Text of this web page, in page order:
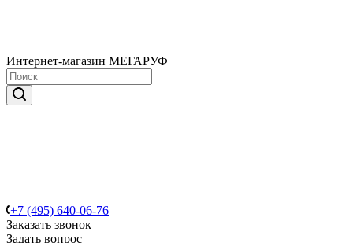
Интернет-магазин МЕГАРУФ
+7 (495) 640-06-76
Заказать звонок
Задать вопрос